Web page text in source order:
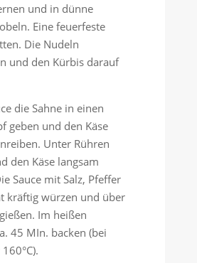
und in dünne
Eine feuerfeste
Die Nudeln
und den Kürbis darauf
die Sahne in einen
geben und den Käse
Unter Rühren
den Käse langsam
Sauce mit Salz, Pfeffer
kräftig würzen und über
Im heißen
45 MIn. backen (bei